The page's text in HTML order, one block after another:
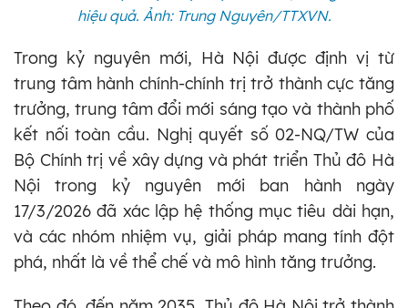
hiệu quả. Ảnh: Trung Nguyên/TTXVN.
Trong kỷ nguyên mới, Hà Nội được định vị từ
trung tâm hành chính-chính trị trở thành cực tăng
trưởng, trung tâm đổi mới sáng tạo và thành phố
kết nối toàn cầu. Nghị quyết số 02-NQ/TW của
Bộ Chính trị về xây dựng và phát triển Thủ đô Hà
Nội trong kỷ nguyên mới ban hành ngày
17/3/2026 đã xác lập hệ thống mục tiêu dài hạn,
và các nhóm nhiệm vụ, giải pháp mang tính đột
phá, nhất là về thể chế và mô hình tăng trưởng.